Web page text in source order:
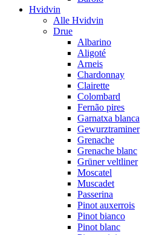
Hvidvin
Alle Hvidvin
Drue
Albarino
Aligoté
Arneis
Chardonnay
Clairette
Colombard
Fernão pires
Garnatxa blanca
Gewurztraminer
Grenache
Grenache blanc
Grüner veltliner
Moscatel
Muscadet
Passerina
Pinot auxerrois
Pinot bianco
Pinot blanc